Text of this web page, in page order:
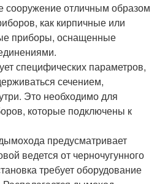
сооружение отличным образом
как кирпичные или
приборы, оснащенные
специфических параметров,
сечением,
Это необходимо для
которые подключены к
предусматривает
ведется от черночугунного
требует оборудование